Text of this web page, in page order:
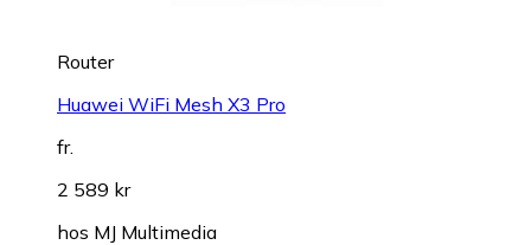
Router
Huawei WiFi Mesh X3 Pro
fr.
2 589 kr
hos MJ Multimedia